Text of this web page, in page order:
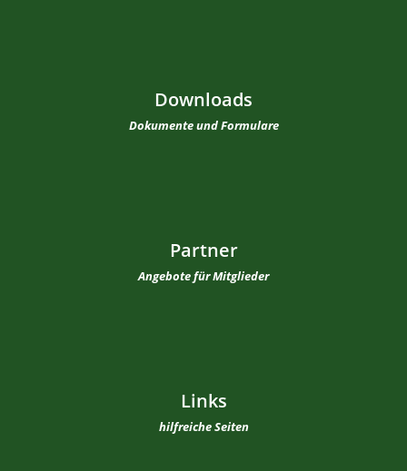
Downloads
Dokumente und Formulare
Partner
Angebote für Mitglieder
Links
hilfreiche Seiten